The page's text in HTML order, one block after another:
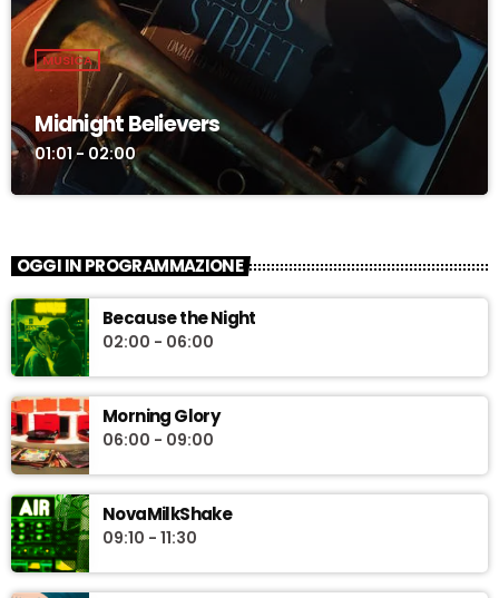
MUSICA
Midnight Believers
01:01 - 02:00
OGGI IN PROGRAMMAZIONE
Because the Night
02:00 - 06:00
Morning Glory
06:00 - 09:00
NovaMilkShake
09:10 - 11:30